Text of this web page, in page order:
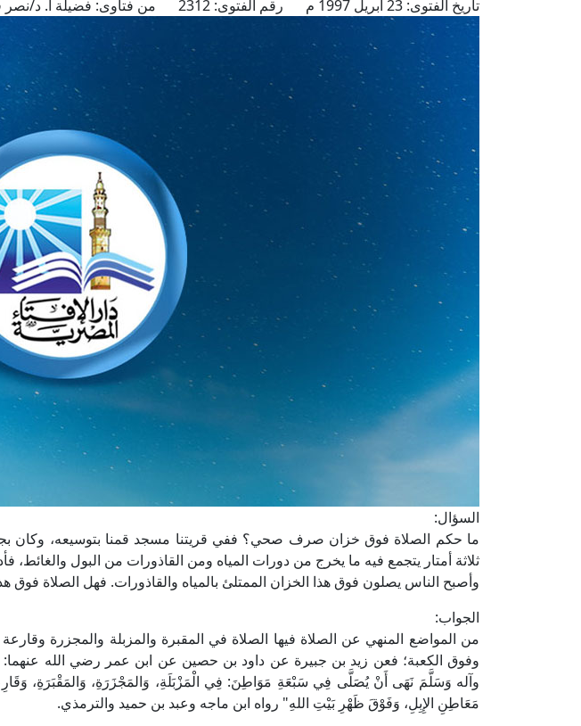
تاريخ الفتوى: رقم الفتوى: من فتاوى: فضيلة أ. د/
السؤال:
ما حكم الصلاة فوق خزان صرف صحي؟ ففي قريتنا مسجد قمنا بتوسيعه، وكان
ثلاثة أمتار يتجمع فيه ما يخرج من دورات المياه ومن القاذورات من البول والغائط،
وأصبح الناس يصلون فوق هذا الخزان الممتلئ بالمياه والقاذورات. فهل الصلاة فوق
الجواب:
من المواضع المنهي عن الصلاة فيها الصلاة في المقبرة والمزبلة والمجزرة
وفوق الكعبة؛ فعن زيد بن جبيرة عن داود بن حصين عن ابن عمر رضي الله
وآله وَسَلَّمَ نَهَى أَنْ يُصَلَّى فِي سَبْعَةِ مَوَاطِنَ: فِي الْمَزْبَلَةِ، وَالمَجْزَرَةِ، وَالمَقْبَرَةِ،
مَعَاطِنِ الإِبِلِ، وَفَوْقَ ظَهْرِ بَيْتِ اللهِ" رواه ابن ماجه وعبد بن حميد والترمذي.